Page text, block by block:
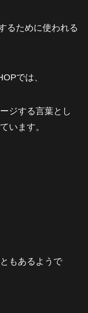
るために使われる
では、
ジする言葉とし
います。
もあるようで